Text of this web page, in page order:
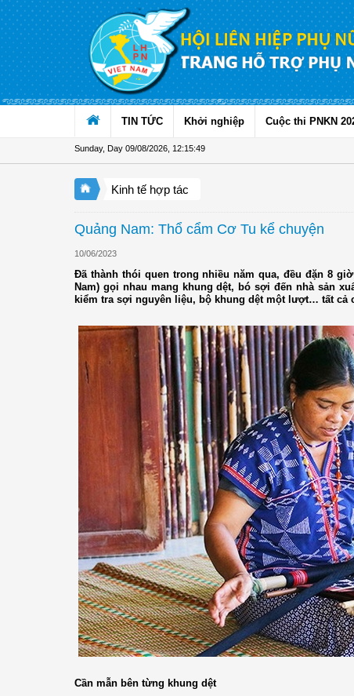
Skip to Content
TIN TỨC Khởi nghiệp Cuộc thi PNKN
Sunday, Day 09/08/2026 12:15:50
Kinh tế hợp tác
Quảng Nam: Thổ cẩm Cơ Tu kể chuyện
10/06/2023
Đã thành thói quen trong nhiều năm qua, đều đặn 8
Nam) gọi nhau mang khung dệt, bó sợi đến nhà sản
kiểm tra sợi nguyên liệu, bộ khung dệt một lượt… tất cả
Cần mẫn bên từng khung dệt